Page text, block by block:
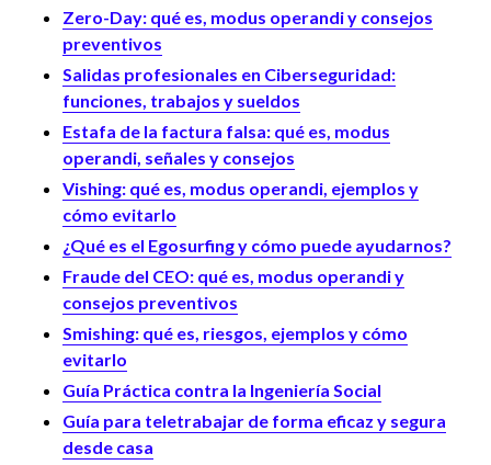
Zero-Day: qué es, modus operandi y consejos
preventivos
Salidas profesionales en Ciberseguridad:
funciones, trabajos y sueldos
Estafa de la factura falsa: qué es, modus
operandi, señales y consejos
Vishing: qué es, modus operandi, ejemplos y
cómo evitarlo
¿Qué es el Egosurfing y cómo puede ayudarnos?
Fraude del CEO: qué es, modus operandi y
consejos preventivos
Smishing: qué es, riesgos, ejemplos y cómo
evitarlo
Guía Práctica contra la Ingeniería Social
Guía para teletrabajar de forma eficaz y segura
desde casa